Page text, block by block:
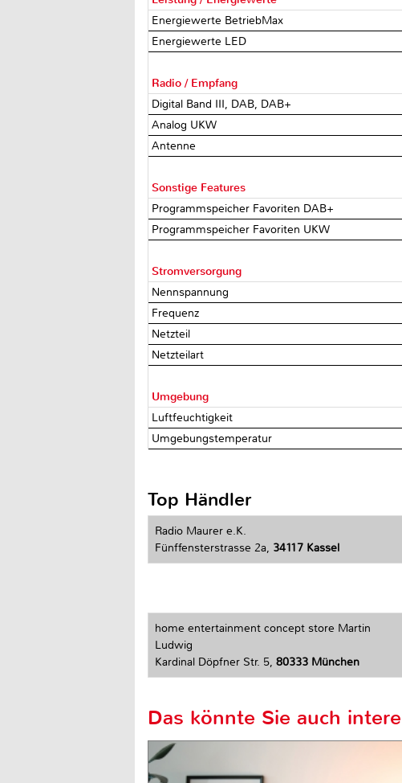
Energiewerte BetriebMax
Energiewerte LED
Radio / Empfang
Digital Band III, DAB, DAB+
Analog UKW
Antenne
Sonstige Features
Programmspeicher Favoriten DAB+
Programmspeicher Favoriten UKW
Stromversorgung
Nennspannung
Frequenz
Netzteil
Netzteilart
Umgebung
Luftfeuchtigkeit
Umgebungstemperatur
Top Händler
Radio Maurer e.K.
Fünffensterstrasse 2a, 34117 Kassel
home entertainment concept store Martin
Ludwig
Kardinal Döpfner Str. 5, 80333 München
Das könnte Sie auch